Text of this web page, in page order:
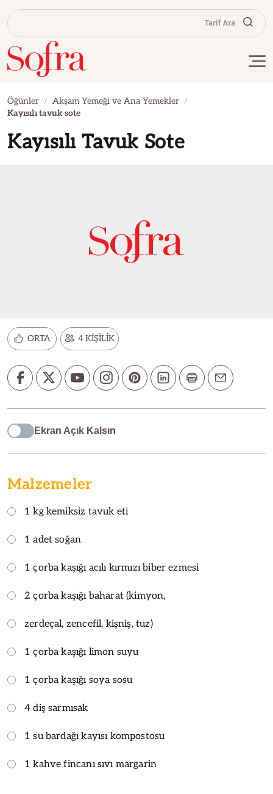
Tarif Ara
Öğünler
Akşam Yemeği ve Ana Yemekler
Kayısılı tavuk sote
Kayısılı Tavuk Sote
ORTA 4 KİŞİLİK
Ekran Açık Kalsın
Malzemeler
1 kg kemiksiz tavuk eti
1 adet soğan
1 çorba kaşığı acılı kırmızı biber ezmesi
2 çorba kaşığı baharat (kimyon,
zerdeçal, zencefil, kişniş, tuz)
1 çorba kaşığı limon suyu
1 çorba kaşığı soya sosu
4 diş sarmısak
1 su bardağı kayısı kompostosu
1 kahve fincanı sıvı margarin